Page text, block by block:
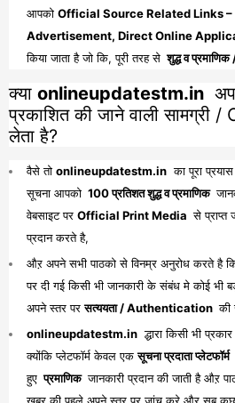
आपको Official Source Related Links
Advertisement, Direct Online
किया जाता है जो कि, पूरी तरह से शुद्ध व
क्या onlineupdatestm.in
प्रकाशित की जाने वाली सामग्री /
लेता है?
वैसे तो onlineupdatestm.in का पूरा
सूचना आपको 100 प्रतिशत शुद्ध व प्रमाणिक
वेबसाइट पर Official Print Media से प्राप्त
प्रदान करते है,
औऱ अपने सभी पाठको से विनम्र अनुरोध करते है
पर दी गई किसी भी जानकारी के संबंध मे कोई
अपने स्तर परसत्ययता / Authentication की
onlineupdatestm.in द्धारा किसी भी
क्योंकि प्लेटफॉर्म केवल एकसूचना प्रदाता प्लेटफॉर्म
हुए प्रमाणिक जानकारी प्रदान की जाती है औऱ